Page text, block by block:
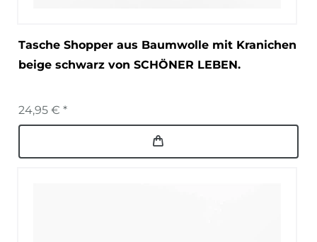
Tasche Shopper aus Baumwolle mit Kranichen
beige schwarz von SCHÖNER LEBEN.
24,95 € *